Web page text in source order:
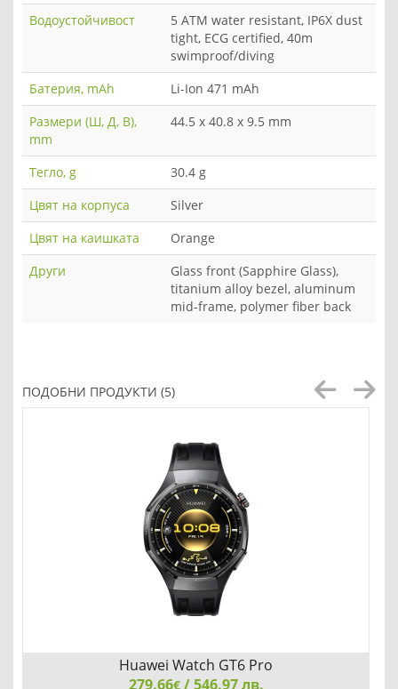
Водоустойчивост
5 ATM water resistant, IP6X dust
tight, ECG certified, 40m
swimproof/diving
Батерия, mAh
Li-Ion 471 mAh
Размери (Ш, Д, В),
mm
44.5 x 40.8 x 9.5 mm
Тегло, g
30.4 g
Цвят на корпуса
Silver
Цвят на каишката
Orange
Други
Glass front (Sapphire Glass),
titanium alloy bezel, aluminum
mid-frame, polymer fiber back
ПОДОБНИ ПРОДУКТИ (5)
Huawei Watch GT6 Pro
279.66€/ 546.97 лв.